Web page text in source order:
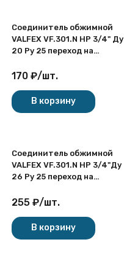
Соединитель обжимной
VALFEX VF.301.N НР 3/4" Ду
20 Ру 25 переход на
никелированный латунный
170 ₽/шт.
В корзину
Соединитель обжимной
VALFEX VF.301.N НР 3/4"Ду
26 Ру 25 переход на
никелированный латунный
255 ₽/шт.
В корзину